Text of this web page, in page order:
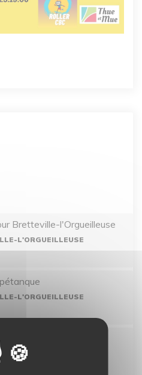
Bretteville-l'Orgueilleuse
L'ORGUEILLEUSE
L'ORGUEILLEUSE
: Ponyo
L'ORGUEILLEUSE